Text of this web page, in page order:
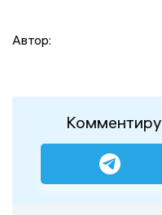
Автор: